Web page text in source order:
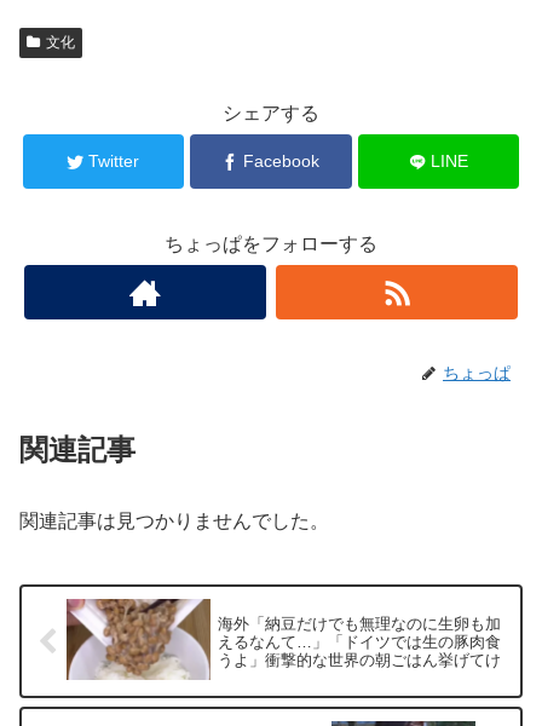
文化
シェアする
Twitter Facebook LINE
ちょっぱをフォローする
ちょっぱ
関連記事
関連記事は見つかりませんでした。
海外「納豆だけでも無理なのに生卵も加
えるなんて…」「ドイツでは生の豚肉食
うよ」衝撃的な世界の朝ごはん挙げてけ